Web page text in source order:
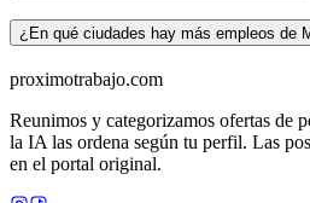
¿En qué ciudades hay más empleos de
proximotrabajo.com
Reunimos y categorizamos ofertas de
la IA las ordena según tu perfil. Las
en el portal original.